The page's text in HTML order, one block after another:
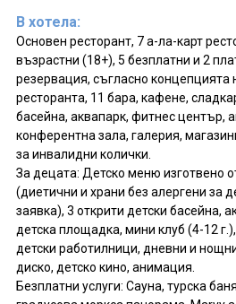
В хотела:
Основен ресторант, 7 а-ла-карт
възрастни (18+), 5 безплатни и 2
резервация, съгласно концепцията
ресторанта, 11 бара, кафене,
басейна, аквапарк, фитнес център,
конферентна зала, галерия,
за инвалидни колички.
За децата: Детско меню изготвено
(диетични и храни без алергени за
заявка), 3 открити детски басейна,
детска площадка, мини клуб (4-12
детски работилници, дневни и
диско, детско кино, анимация.
Безплатни услуги: Сауна, турска